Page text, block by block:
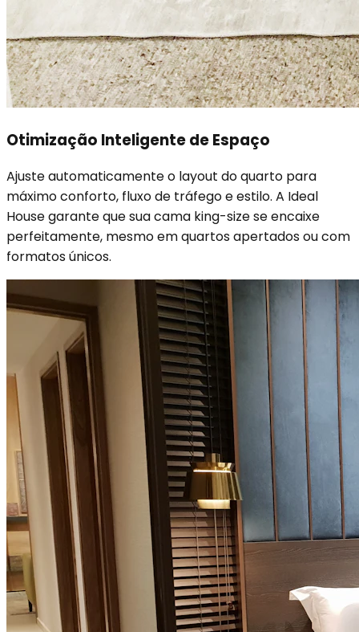
Otimização Inteligente de Espaço
Ajuste automaticamente o layout do quarto para
máximo conforto, fluxo de tráfego e estilo. A Ideal
House garante que sua cama king-size se encaixe
perfeitamente, mesmo em quartos apertados ou com
formatos únicos.